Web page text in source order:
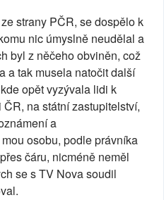
strany PČR, se dospělo k
nic úmyslně neudělal a
byl z něčeho obviněn, což
a tak musela natočit další
opět vyzývala lidi k
na státní zastupitelství,
a
osobu, podle právníka
čáru, nicméně neměl
se s TV Nova soudil